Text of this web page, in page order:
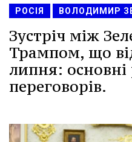
РОСІЯ ВОЛОДИМИР
Зустріч між
Трампом, що
липня: основні
переговорів.